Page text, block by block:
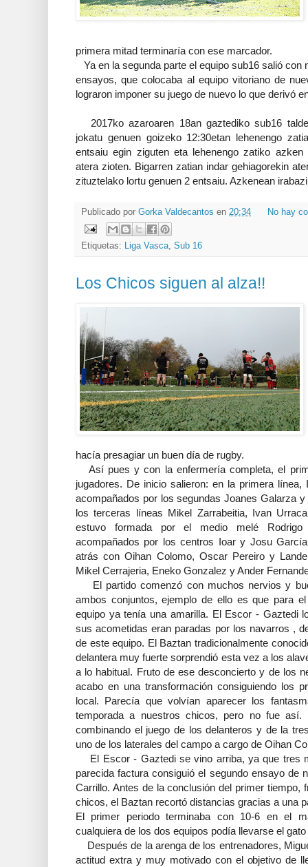
primera mitad terminaría con ese marcador.
Ya en la segunda parte el equipo sub16 salió
ensayos, que colocaba al equipo vitoriano de
lograron imponer su juego de nuevo lo que derivó
2017ko azaroaren 18an gaztediko sub16
jokatu genuen goizeko 12:30etan lehenengo
entsaiu egin ziguten eta lehenengo zatiko
atera zioten. Bigarren zatian indar gehiagorekin
zituztelako lortu genuen 2 entsaiu. Azkenean
Publicado por Gorka Valdecantos en 20:34 No hay
Etiquetas: Liga Vasca Sub 16
Los Chicos siguen al alza!!
hacía presagiar un buen día de rugby.
Así pues y con la enfermería completa, el
jugadores. De inicio salieron: en la primera
acompañados por los segundas Joanes Galarza
los terceras líneas Mikel Zarrabeitia, Ivan
estuvo formada por el medio melé Rodrigo
acompañados por los centros Ioar y Josu
atrás con Oihan Colomo, Oscar Pereiro y
Mikel Cerrajeria, Eneko Gonzalez y Ander
El partido comenzó con muchos nervios y
ambos conjuntos, ejemplo de ello es que para
equipo ya tenía una amarilla. El Escor - Gaztedi
sus acometidas eran paradas por los navarros ,
de este equipo. El Baztan tradicionalmente
delantera muy fuerte sorprendió esta vez a los
a lo habitual. Fruto de ese desconcierto y de los
acabo en una transformación consiguiendo los
local. Parecía que volvían aparecer los
temporada a nuestros chicos, pero no fue
combinando el juego de los delanteros y de la
uno de los laterales del campo a cargo de Oihan
El Escor - Gaztedi se vino arriba, ya que tres
parecida factura consiguió el segundo ensayo de
Carrillo. Antes de la conclusión del primer tiempo,
chicos, el Baztan recortó distancias gracias a una
El primer periodo terminaba con 10-6 en el
cualquiera de los dos equipos podía llevarse el
Después de la arenga de los entrenadores,
actitud extra y muy motivado con el objetivo de